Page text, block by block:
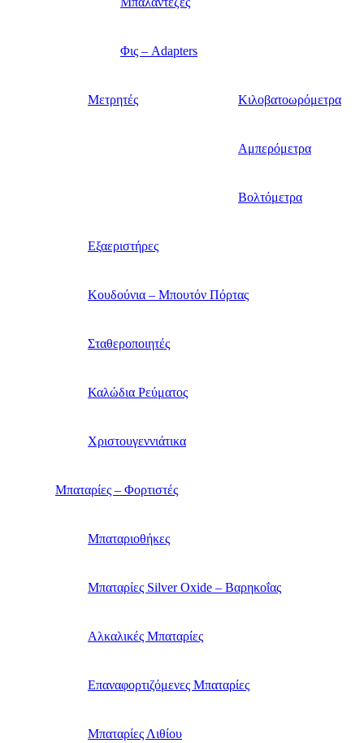
Φις – Adapters
Μετρητές Κιλοβατοωρόμετρα
Αμπερόμετρα
Βολτόμετρα
Εξαεριστήρες
Κουδούνια – Μπουτόν Πόρτας
Σταθεροποιητές
Καλώδια Ρεύματος
Χριστουγεννιάτικα
Μπαταρίες – Φορτιστές
Μπαταριοθήκες
Μπαταρίες Silver Oxide – Βαρηκοΐας
Αλκαλικές Μπαταρίες
Επαναφορτιζόμενες Μπαταρίες
Μπαταρίες Λιθίου